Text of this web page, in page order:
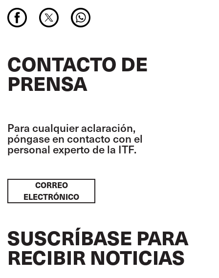
CONTACTO DE
PRENSA
Para cualquier aclaración,
póngase en contacto con el
personal experto de la ITF.
CORREO
ELECTRÓNICO
SUSCRÍBASE PARA
RECIBIR NOTICIAS